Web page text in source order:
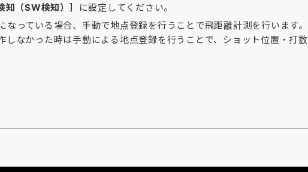
知（SW検知）］
に設定してください。
なっている場合、手動で地点登録を行うことで飛距離計測を行います。
しなかった時は手動による地点登録を行うことで、ショット位置・打数